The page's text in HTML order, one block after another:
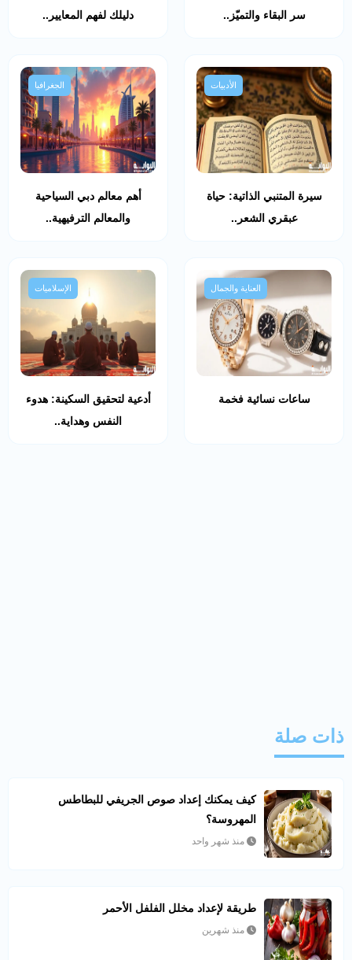
سر البقاء والتميّز.. دليلك لفهم المعايير..
الأدبيات
سيرة المتنبي الذاتية: حياة
عبقري الشعر..
الجغرافيا
أهم معالم دبي السياحية
والمعالم الترفيهية..
العناية والجمال
ساعات نسائية فخمة
الإسلاميات
أدعية لتحقيق السكينة: هدوء
النفس وهداية..
ذات صلة
كيف يمكنك إعداد صوص الجريفي للبطاطس
المهروسة؟
منذ شهر واحد
طريقة لإعداد مخلل الفلفل الأحمر
منذ شهرين